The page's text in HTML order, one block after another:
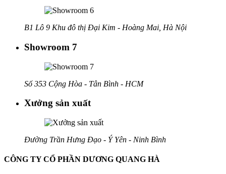
B1 Lô 9 Khu đô thị Đại Kim - Hoàng Mai, Hà Nội
Showroom 7
Số 353 Cộng Hòa - Tân Bình - HCM
Xưởng sản xuất
Đường Trần Hưng Đạo - Ý Yên - Ninh Bình
CÔNG TY CỔ PHẦN DƯƠNG QUANG HÀ